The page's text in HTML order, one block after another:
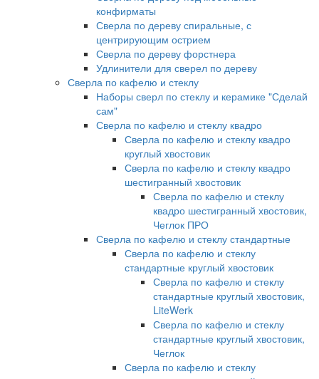
конфирматы
Сверла по дереву спиральные, с
центрирующим острием
Сверла по дереву форстнера
Удлинители для сверел по дереву
Сверла по кафелю и стеклу
Наборы сверл по стеклу и керамике "Сделай
сам"
Сверла по кафелю и стеклу квадро
Сверла по кафелю и стеклу квадро
круглый хвостовик
Сверла по кафелю и стеклу квадро
шестигранный хвостовик
Сверла по кафелю и стеклу
квадро шестигранный хвостовик,
Чеглок ПРО
Сверла по кафелю и стеклу стандартные
Сверла по кафелю и стеклу
стандартные круглый хвостовик
Сверла по кафелю и стеклу
стандартные круглый хвостовик,
LiteWerk
Сверла по кафелю и стеклу
стандартные круглый хвостовик,
Чеглок
Сверла по кафелю и стеклу